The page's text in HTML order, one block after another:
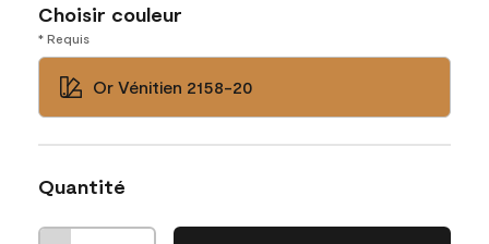
Choisir couleur
* Requis
Or Vénitien 2158-20
Quantité